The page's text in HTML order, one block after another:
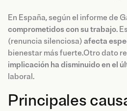
En España, según el informe de
comprometidos con su trabajo.
(renuncia silenciosa) afecta
bienestar más fuerte.Otro dato
implicación ha disminuido en el
laboral.
Principales